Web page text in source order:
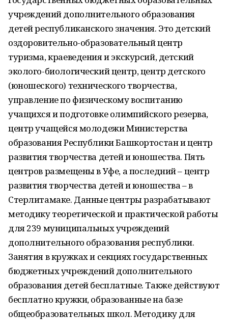
учреждений дополнительного образования
детей республиканского значения. Это детский
оздоровительно-образовательный центр
туризма, краеведения и экскурсий, детский
эколого-биологический центр, центр детского
(юношеского) технического творчества,
управление по физическому воспитанию
учащихся и подготовке олимпийского резерва,
центр учащейся молодежи Министерства
образования Республики Башкортостан и центр
развития творчества детей и юношества. Пять
центров размещены в Уфе, а последний – центр
развития творчества детей и юношества – в
Стерлитамаке. Данные центры разрабатывают
методику теоретической и практической работы
для 239 муниципальных учреждений
дополнительного образования республики.
Занятия в кружках и секциях государственных
бюджетных учреждений дополнительного
образования детей бесплатные. Также действуют
бесплатно кружки, образованные на базе
общеобразовательных школ. Методику для